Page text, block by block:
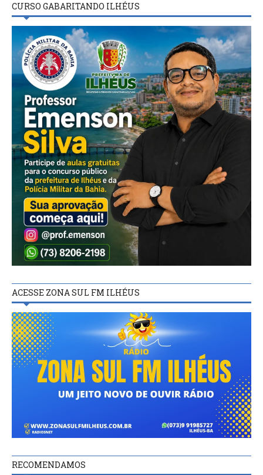
CURSO GABARITANDO ILHÉUS
ACESSE ZONA SUL FM ILHÉUS
RECOMENDAMOS